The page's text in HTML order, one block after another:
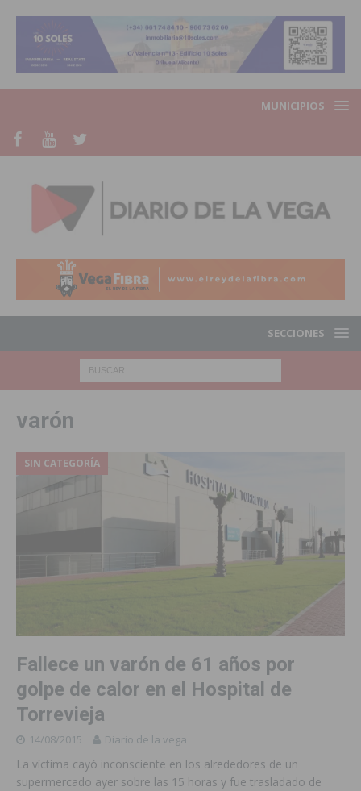
MUNICIPIOS
SECCIONES
varón
SIN CATEGORÍA
Fallece un varón de 61 años por
golpe de calor en el Hospital de
Torrevieja
14/08/2015 Diario de la vega
La víctima cayó inconsciente en los alrededores de un
supermercado ayer sobre las 15 horas y fue trasladado de